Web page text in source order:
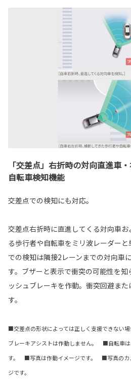
「交差点」右折時の対向直進車
自転車検知機能
交差点での検知にも対応。
交差点右折時に直進してくる対向車お
る歩行者や自転車をミリ波レーダー
での検知は隣接2レーンまでの対向車
す。ブザーと表示で衝突の可能性を
ッシュブレーキを作動。衝突回避ま
す。
■交差点の形状によっては正しく支援できない
ブレーキアシストは作動しません。 ■自転車は
す。 ■写真は作動イメージです。 ■写真のカ
ジです。